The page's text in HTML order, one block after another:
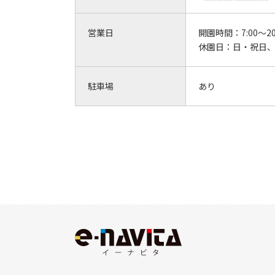
営業日 開園時間： 7:00～
休園日： 日・祝日
駐車場 あり